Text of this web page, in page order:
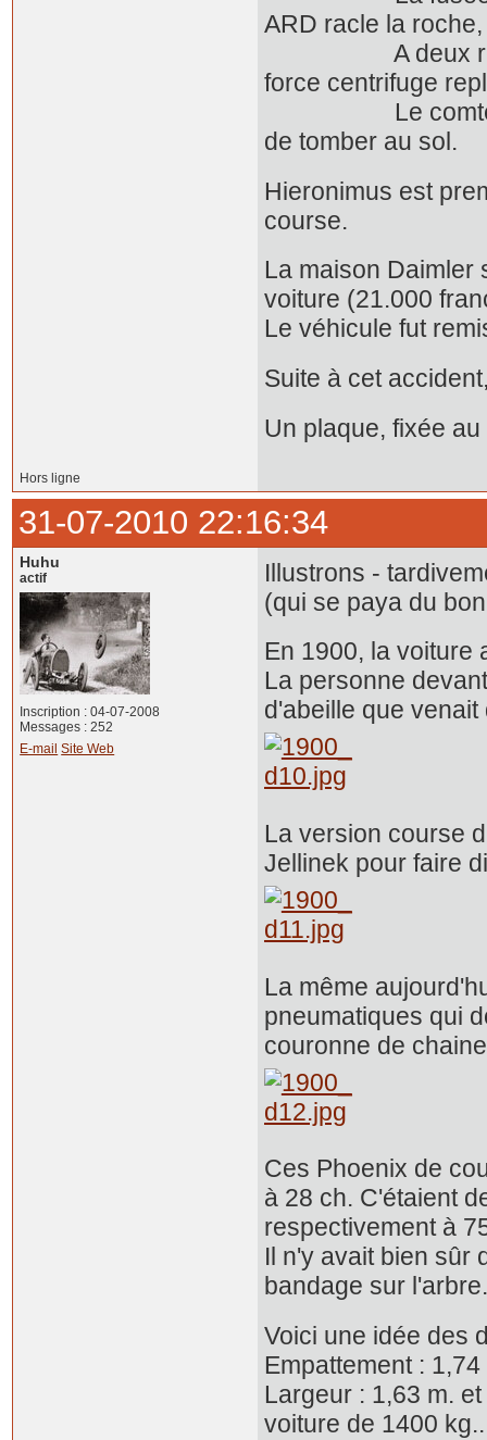
ARD racle la roche,
A deux
force centrifuge
Le comte est
de tomber au sol.
Hieronimus est
course.
La maison Daimler
voiture (21.000
Le véhicule fut
Suite à cet
Un plaque, fixée
Hors ligne
31-07-2010 22:16:34
Huhu
actif
Inscription : 04-07-2008
Messages : 252
E-mail Site Web
Illustrons -
(qui se paya du
En 1900, la voiture
La personne
d'abeille que
La version course
Jellinek pour faire
La même
pneumatiques qui
couronne de
Ces Phoenix de
à 28 ch. C'étaient
respectivement à
Il n'y avait bien sûr
bandage sur l'arbre.
Voici une idée des
Empattement : 1,74
Largeur : 1,63 m.
voiture de 1400